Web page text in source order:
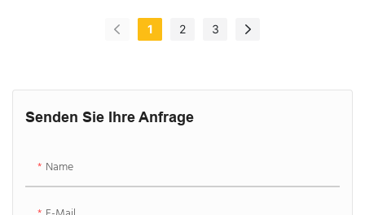
Senden Sie Ihre Anfrage
Name
1 2 3